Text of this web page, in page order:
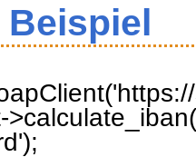
(
->calculate_iban(
);